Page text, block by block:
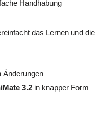
Handhabung
das Lernen und die
Änderungen
3.2 in knapper Form